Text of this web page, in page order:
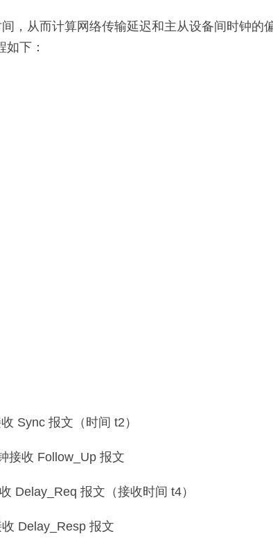
，从而计算网络传输延迟和主从设备间时钟的
下：
Sync 报文（时间 t2）
接收 Follow_Up 报文
Delay_Req 报文（接收时间 t4）
Delay_Resp 报文